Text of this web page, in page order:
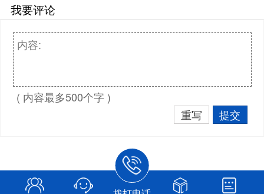
我要评论
( 内容最多500个字 )
重写
提交